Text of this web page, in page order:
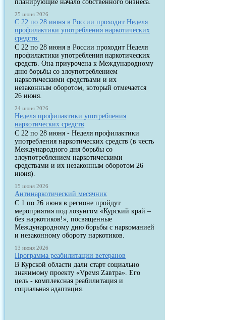
планирующие начало собственного бизнеса.
25 июня 2026
С 22 по 28 июня в России проходит Неделя
профилактики употребления наркотических
средств.
С 22 по 28 июня в России проходит Неделя
профилактики употребления наркотических
средств. Она приурочена к Международному
дню борьбы со злоупотреблением
наркотическими средствами и их
незаконным оборотом, который отмечается
26 июня.
24 июня 2026
Неделя профилактики употребления
наркотических средств
С 22 по 28 июня - Неделя профилактики
употребления наркотических средств (в честь
Международного дня борьбы со
злоупотреблением наркотическими
средствами и их незаконным оборотом 26
июня).
15 июня 2026
Антинаркотический месячник
С 1 по 26 июня в регионе пройдут
мероприятия под лозунгом «Курский край –
без наркотиков!», посвященные
Международному дню борьбы с наркоманией
и незаконному обороту наркотиков.
13 июня 2026
Программа реабилитации ветеранов
В Курской области дали старт социально
значимому проекту «Vремя Zавтра». Его
цель - комплексная реабилитация и
социальная адаптация.